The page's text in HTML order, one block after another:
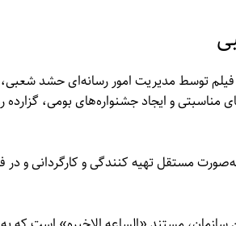
توسط مدیریت امور رسانه‌ای حشد
مناسبتی و ایجاد جشنواره‌های بومی،
مستقل تهیه کنندگی و کارگردانی و